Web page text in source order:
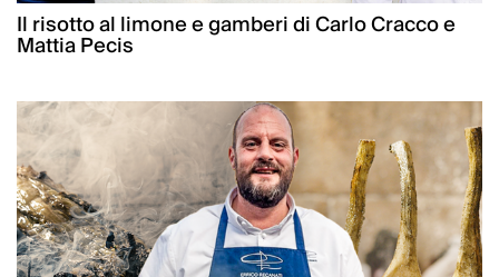
Il risotto al limone e gamberi di Carlo Cracco e
Mattia Pecis